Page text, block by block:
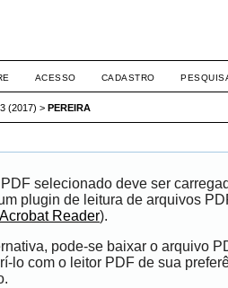
ACESSO CADASTRO
(2017) > PEREIRA
selecionado deve ser
plugin de leitura de arquivos
Reader).
pode-se baixar o arquivo
lo com o leitor PDF de sua